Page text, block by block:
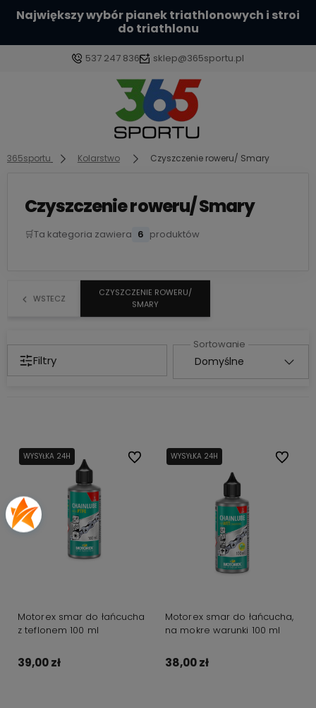
Największy wybór pianek triathlonowych i stroi
do triathlonu
537 247 836 sklep@365sportu.pl
Zaloguj się
Załóż konto
Wybierz coś dla siebie z naszej aktualnej oferty lub
365sportu Kolarstwo Czyszczenie roweru/ Smary
Czyszczenie roweru/ Smary
🛒Ta kategoria zawiera 6 produktów
WSTECZ
CZYSZCZENIE ROWERU/
SMARY
Filtry
WYSYŁKA 24H
Motorex smar do łańcucha
z teflonem 100 ml
39,00 zł
Do ulubionychWYSYŁKA 24H
Motorex smar do łańcucha,
na mokre warunki 100 ml
38,00 zł
Do